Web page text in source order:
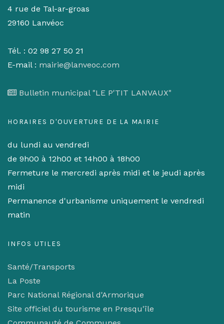
4 rue de Tal-ar-groas
29160 Lanvéoc
Tél. : 02 98 27 50 21
E-mail : mairie@lanveoc.com
Bulletin municipal "LE P'TIT LANVAUX"
HORAIRES D'OUVERTURE DE LA MAIRIE
du lundi au vendredi
de 9h00 à 12h00 et 14h00 à 18h00
Fermeture le mercredi après midi et le jeudi après
midi
Permanence d'urbanisme uniquement le vendredi
matin
INFOS UTILES
Santé/Transports
La Poste
Parc National Régional d'Armorique
Site officiel du tourisme en Presqu'île